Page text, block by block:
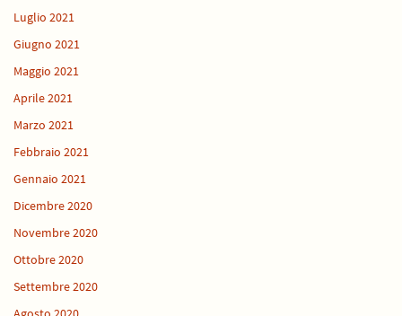
Luglio 2021
Giugno 2021
Maggio 2021
Aprile 2021
Marzo 2021
Febbraio 2021
Gennaio 2021
Dicembre 2020
Novembre 2020
Ottobre 2020
Settembre 2020